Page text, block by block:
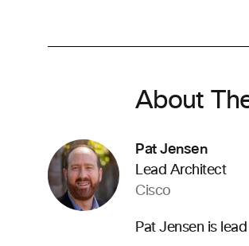
About
Pat Jensen
Lead Architect
Cisco
Pat Jensen is